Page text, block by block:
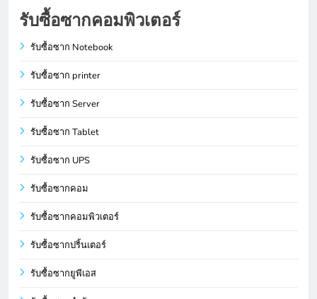
รับซื้อซากคอมพิวเตอร์
รับซื้อซาก Notebook
รับซื้อซาก printer
รับซื้อซาก Server
รับซื้อซาก Tablet
รับซื้อซาก UPS
รับซื้อซากคอม
รับซื้อซากคอมพิวเตอร์
รับซื้อซากปริ้นเตอร์
รับซื้อซากยูพีเอส